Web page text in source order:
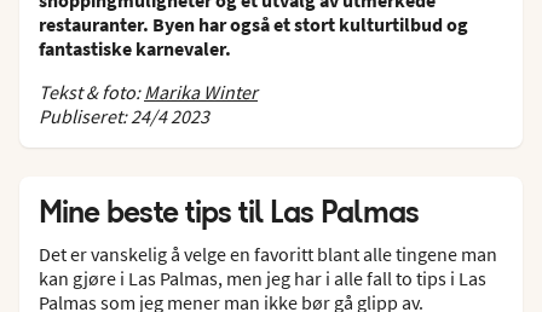
restauranter. Byen har også et stort kulturtilbud og
fantastiske karnevaler.
Tekst & foto: Marika Winter
Publiseret: 24/4 2023
Mine beste tips til Las Palmas
Det er vanskelig å velge en favoritt blant alle tingene man
kan gjøre i Las Palmas, men jeg har i alle fall to tips i Las
Palmas som jeg mener man ikke bør gå glipp av.